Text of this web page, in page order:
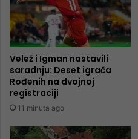
Velež i Igman nastavili
saradnju: Deset igrača
Rođenih na dvojnoj
registraciji
11 minuta ago